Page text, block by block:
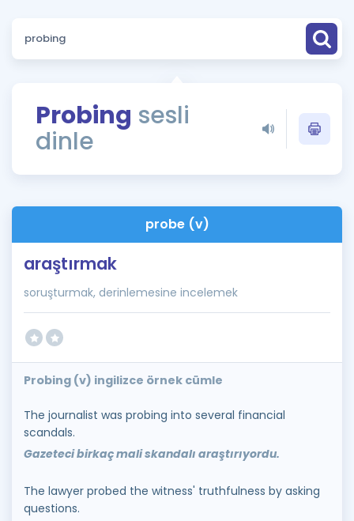
Sözlük
Rehberlik Aracı
ÖSYM Sınav Takvimi
İngilizce Gramer
Hakkımızda
Probing sesli
dinle
probe (v)
araştırmak
soruşturmak, derinlemesine incelemek
Probing (v) ingilizce örnek cümle
The journalist was probing into several financial
scandals.
Gazeteci birkaç mali skandalı araştırıyordu.
The lawyer probed the witness' truthfulness by asking
questions.